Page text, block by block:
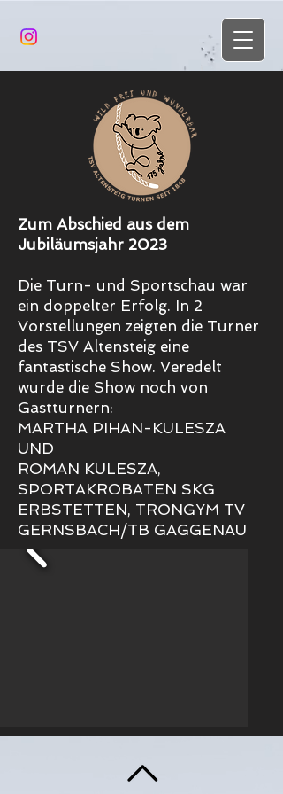
Zum Abschied aus dem
Jubiläumsjahr 2023
Die Turn- und Sportschau war
ein doppelter Erfolg. In 2
Vorstellungen zeigten die Turner
des TSV Altensteig eine
fantastische Show. Veredelt
wurde die Show noch von
Gastturnern:
MARTHA PIHAN-KULESZA
UND
ROMAN KULESZA,
SPORTAKROBATEN SKG
ERBSTETTEN, TRONGYM TV
GERNSBACH/TB GAGGENAU